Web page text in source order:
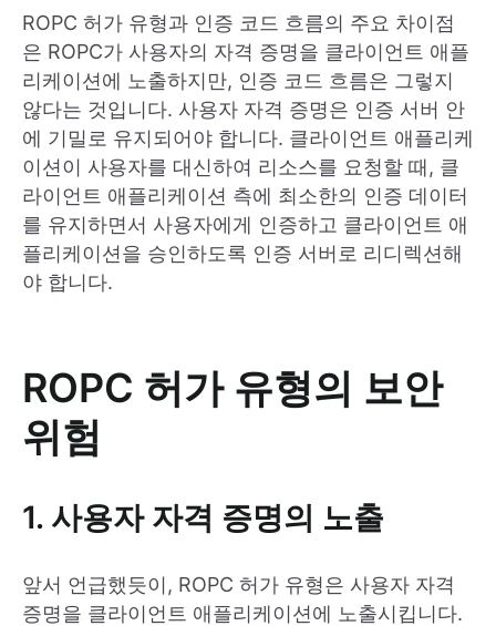
ROPC 허가 유형과 인증 코드 흐름의 주요 차이점
은 ROPC가 사용자의 자격 증명을 클라이언트 애플
리케이션에 노출하지만, 인증 코드 흐름은 그렇지
않다는 것입니다. 사용자 자격 증명은 인증 서버 안
에 기밀로 유지되어야 합니다. 클라이언트 애플리케
이션이 사용자를 대신하여 리소스를 요청할 때, 클
라이언트 애플리케이션 측에 최소한의 인증 데이터
를 유지하면서 사용자에게 인증하고 클라이언트 애
플리케이션을 승인하도록 인증 서버로 리디렉션해
야 합니다.
ROPC 허가 유형의 보안
위험
1. 사용자 자격 증명의 노출
앞서 언급했듯이, ROPC 허가 유형은 사용자 자격
증명을 클라이언트 애플리케이션에 노출시킵니다.